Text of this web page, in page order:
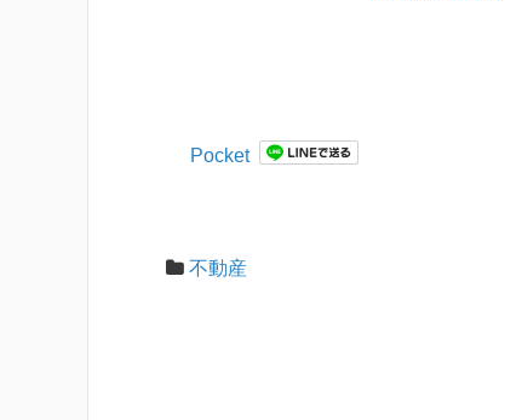
Pocket
不動産